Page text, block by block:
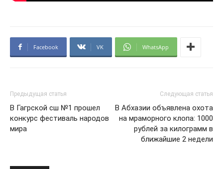
Facebook VK WhatsApp
Предыдущая статья
В Гагрской сш №1 прошел
конкурс фестиваль народов
мира
Следующая статья
В Абхазии объявлена охота
на мраморного клопа: 1000
рублей за килограмм в
ближайшие 2 недели